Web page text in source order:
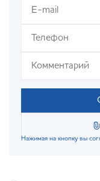
Нажимая на кнопку вы